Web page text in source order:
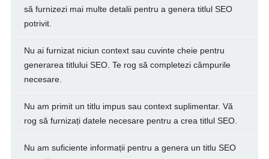
să furnizezi mai multe detalii pentru a genera titlul SEO
potrivit.
Nu ai furnizat niciun context sau cuvinte cheie pentru
generarea titlului SEO. Te rog să completezi câmpurile
necesare.
Nu am primit un titlu impus sau context suplimentar. Vă
rog să furnizați datele necesare pentru a crea titlul SEO.
Nu am suficiente informații pentru a genera un titlu SEO